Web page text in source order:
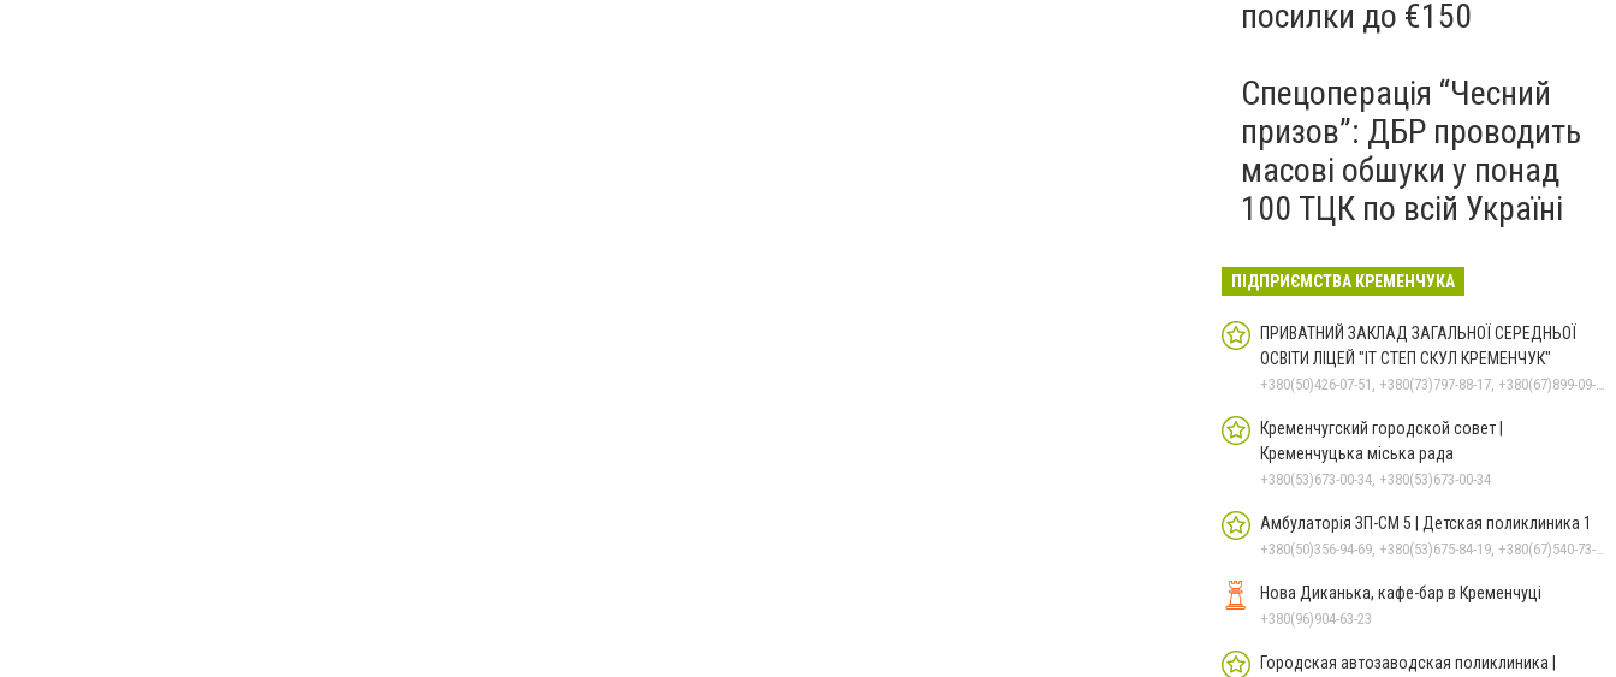
посилки до €150
Спецоперація “Чесний
призов”: ДБР проводить
масові обшуки у понад
100 ТЦК по всій Україні
ПІДПРИЄМСТВА КРЕМЕНЧУКА
ПРИВАТНИЙ ЗАКЛАД ЗАГАЛЬНОЇ СЕРЕДНЬОЇ
ОСВІТИ ЛІЦЕЙ "ІТ СТЕП СКУЛ КРЕМЕНЧУК"
+380(50)426-07-51, +380(73)797-88-17, +380(67)899-09-16
Кременчугский городской совет |
Кременчуцька міська рада
+380(53)673-00-34, +380(53)673-00-34
Амбулаторія ЗП-СМ 5 | Детская поликлиника 1
+380(50)356-94-69, +380(53)675-84-19, +380(67)540-73-87
Нова Диканька, кафе-бар в Кременчуці
+380(96)904-63-23
Городская автозаводская поликлиника |